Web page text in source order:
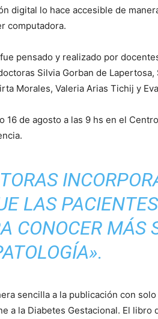
digital lo hace accesible de
computadora.
pensado y realizado por
Silvia Gorban de Lapertosa,
Morales, Valeria Arias Tichij y
16 de agosto a las 9 hs en el
LAS
CONOCER MÁS
sencilla a la publicación con
a la Diabetes Gestacional. El libro